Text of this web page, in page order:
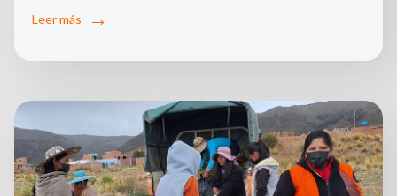
Leer más